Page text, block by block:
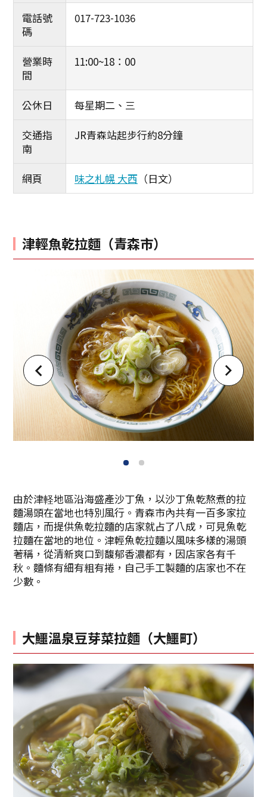
電話號
碼
017-723-1036
營業時
間
11:00~18：00
公休日
每星期二、三
交通指
南
JR青森站起步行約8分鐘
網頁 味之札幌 大西 （日文）
津輕魚乾拉麵（青森市）
1 2
由於津軽地區沿海盛產沙丁魚，以沙丁魚乾熬煮的拉
麵湯頭在當地也特別風行。青森市內共有一百多家拉
麵店，而提供魚乾拉麵的店家就占了八成，可見魚乾
拉麵在當地的地位。津輕魚乾拉麵以風味多樣的湯頭
著稱，從清新爽口到馥郁香濃都有，因店家各有千
秋。麵條有細有粗有捲，自己手工製麵的店家也不在
少數。
大鱷溫泉豆芽菜拉麵（大鱷町）